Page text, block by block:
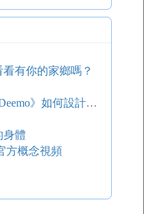
有你的家鄉嗎？
獲蘋果全球推薦近300次的《Deemo》如何設計美術細節 游戲葡萄
身體
方概念視頻